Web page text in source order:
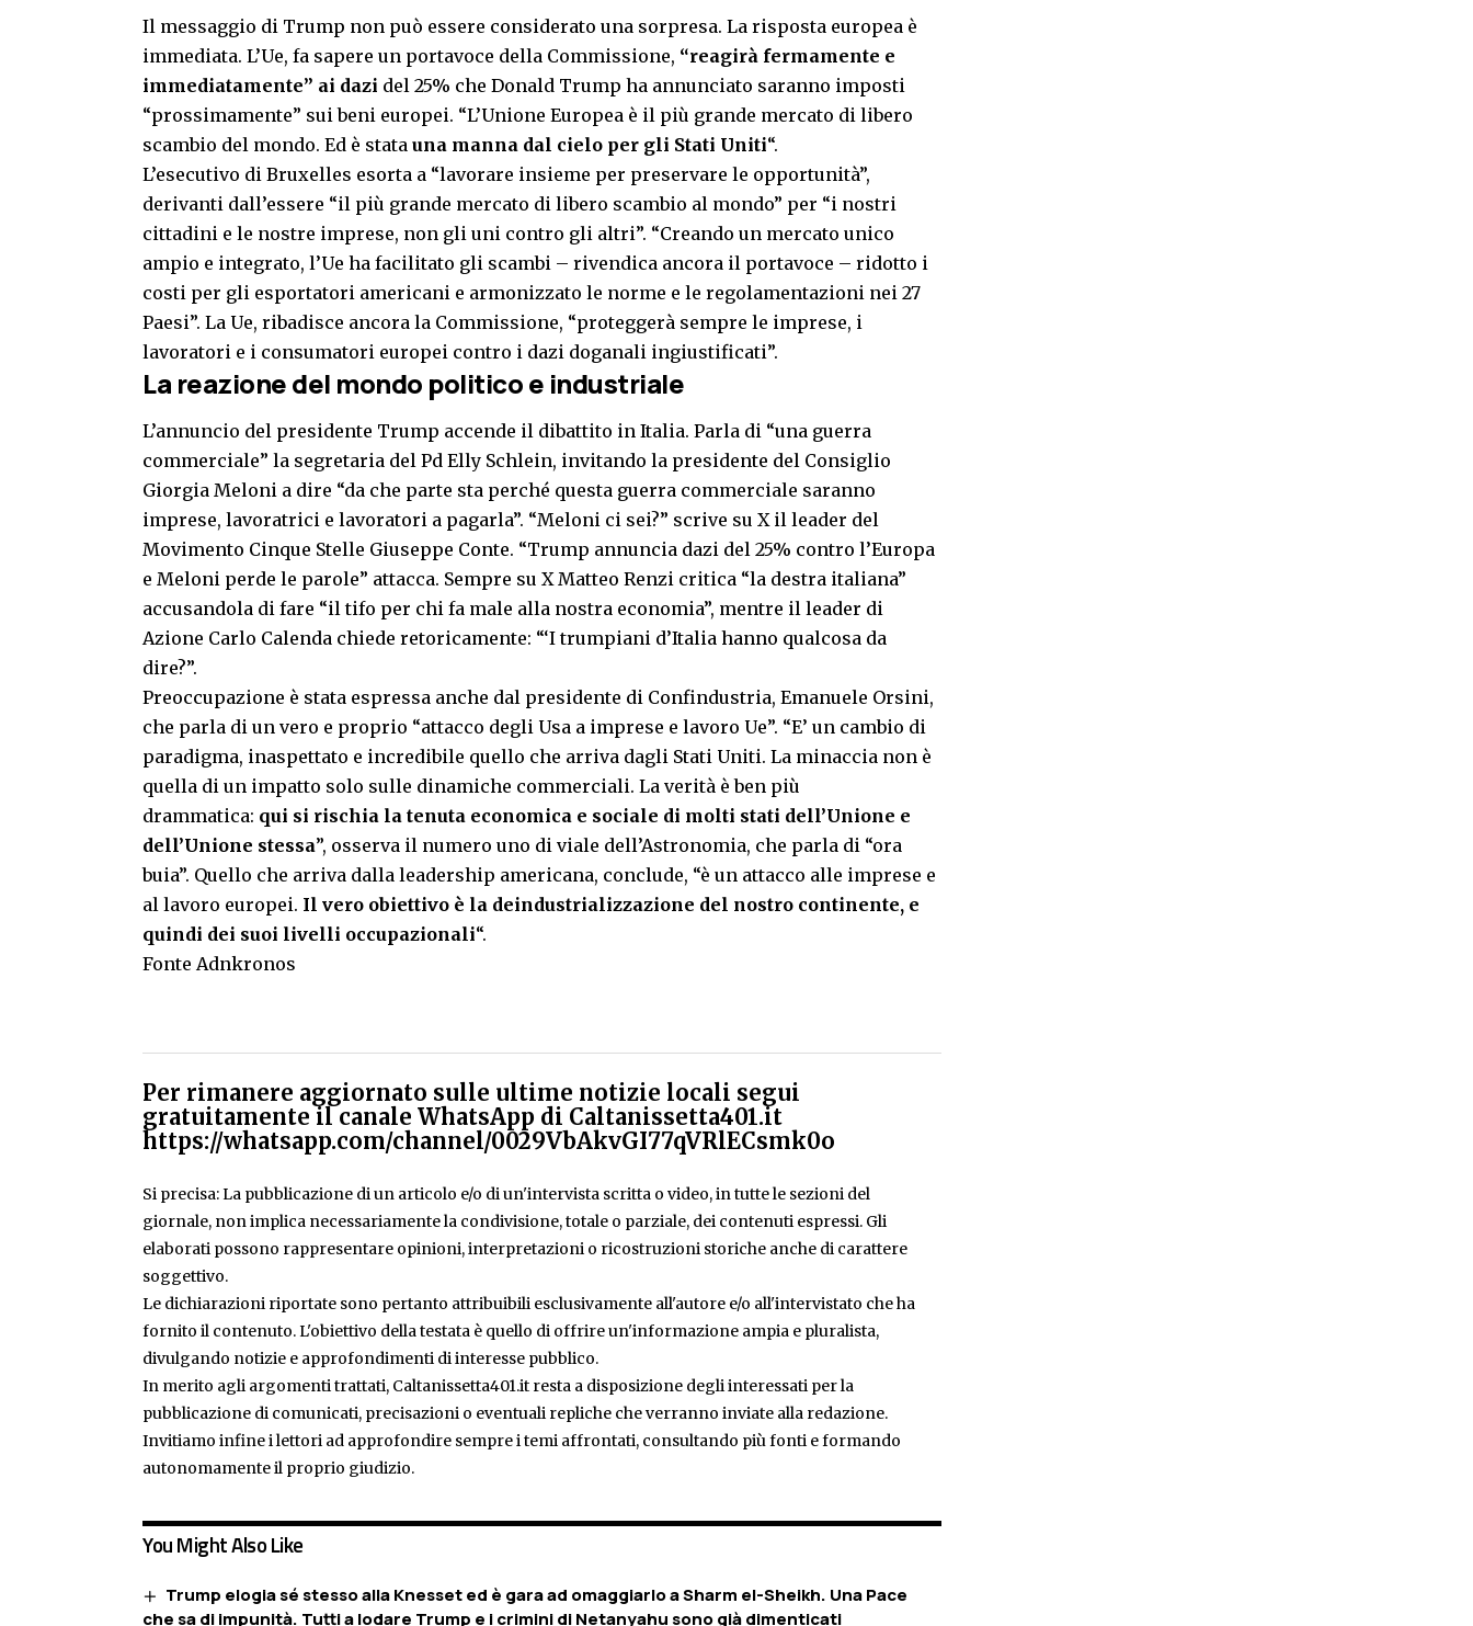
Il messaggio di Trump non può essere considerato una sorpresa. La risposta europea è
immediata. L’Ue, fa sapere un portavoce della Commissione, “reagirà fermamente e
immediatamente” ai dazi del 25% che Donald Trump ha annunciato saranno imposti
“prossimamente” sui beni europei. “L’Unione Europea è il più grande mercato di libero
scambio del mondo. Ed è stata una manna dal cielo per gli Stati Uniti“.
L’esecutivo di Bruxelles esorta a “lavorare insieme per preservare le opportunità”,
derivanti dall’essere “il più grande mercato di libero scambio al mondo” per “i nostri
cittadini e le nostre imprese, non gli uni contro gli altri”. “Creando un mercato unico
ampio e integrato, l’Ue ha facilitato gli scambi – rivendica ancora il portavoce – ridotto i
costi per gli esportatori americani e armonizzato le norme e le regolamentazioni nei 27
Paesi”. La Ue, ribadisce ancora la Commissione, “proteggerà sempre le imprese, i
lavoratori e i consumatori europei contro i dazi doganali ingiustificati”.
La reazione del mondo politico e industriale
L’annuncio del presidente Trump accende il dibattito in Italia. Parla di “una guerra
commerciale” la segretaria del Pd Elly Schlein, invitando la presidente del Consiglio
Giorgia Meloni a dire “da che parte sta perché questa guerra commerciale saranno
imprese, lavoratrici e lavoratori a pagarla”. “Meloni ci sei?” scrive su X il leader del
Movimento Cinque Stelle Giuseppe Conte. “Trump annuncia dazi del 25% contro l’Europa
e Meloni perde le parole” attacca. Sempre su X Matteo Renzi critica “la destra italiana”
accusandola di fare “il tifo per chi fa male alla nostra economia”, mentre il leader di
Azione Carlo Calenda chiede retoricamente: “‘I trumpiani d’Italia hanno qualcosa da
dire?”.
Preoccupazione è stata espressa anche dal presidente di Confindustria, Emanuele Orsini,
che parla di un vero e proprio “attacco degli Usa a imprese e lavoro Ue”. “E’ un cambio di
paradigma, inaspettato e incredibile quello che arriva dagli Stati Uniti. La minaccia non è
quella di un impatto solo sulle dinamiche commerciali. La verità è ben più
drammatica: qui si rischia la tenuta economica e sociale di molti stati dell’Unione e
dell’Unione stessa”, osserva il numero uno di viale dell’Astronomia, che parla di “ora
buia”. Quello che arriva dalla leadership americana, conclude, “è un attacco alle imprese e
al lavoro europei. Il vero obiettivo è la deindustrializzazione del nostro continente, e
quindi dei suoi livelli occupazionali“.
Fonte Adnkronos
Per rimanere aggiornato sulle ultime notizie locali segui
gratuitamente il canale WhatsApp di Caltanissetta401.it
https://whatsapp.com/channel/0029VbAkvGI77qVRlECsmk0o
Si precisa: La pubblicazione di un articolo e/o di un'intervista scritta o video, in tutte le sezioni del
giornale, non implica necessariamente la condivisione, totale o parziale, dei contenuti espressi. Gli
elaborati possono rappresentare opinioni, interpretazioni o ricostruzioni storiche anche di carattere
soggettivo.
Le dichiarazioni riportate sono pertanto attribuibili esclusivamente all'autore e/o all'intervistato che ha
fornito il contenuto. L'obiettivo della testata è quello di offrire un'informazione ampia e pluralista,
divulgando notizie e approfondimenti di interesse pubblico.
In merito agli argomenti trattati, Caltanissetta401.it resta a disposizione degli interessati per la
pubblicazione di comunicati, precisazioni o eventuali repliche che verranno inviate alla redazione.
Invitiamo infine i lettori ad approfondire sempre i temi affrontati, consultando più fonti e formando
autonomamente il proprio giudizio.
You Might Also Like
Trump elogia sé stesso alla Knesset ed è gara ad omaggiarlo a Sharm el-Sheikh. Una Pace
che sa di impunità. Tutti a lodare Trump e i crimini di Netanyahu sono già dimenticati